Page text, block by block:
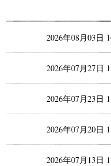
2026年08月03日
2026年07月27日
2026年07月23日
2026年07月20日
2026年07月13日